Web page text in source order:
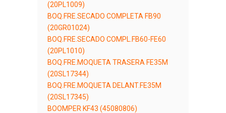
(20PL1009)
BOQ.FRE.SECADO COMPLETA FB90
(20GR01024)
BOQ.FRE.SECADO COMPL.FB60-FE60
(20PL1010)
BOQ.FRE.MOQUETA TRASERA FE35M
(20SL17344)
BOQ.FRE.MOQUETA DELANT.FE35M
(20SL17345)
BOOMPER KF43 (45080806)